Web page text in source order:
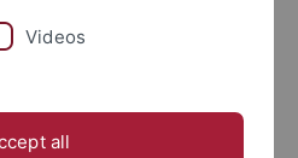
Murer, Steffen Patzold und
Reihe umfasst ausgewählte
und erscheint im
Videos
all